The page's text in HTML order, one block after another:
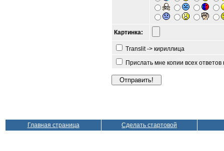
Картинка:
Translit -> кириллица
Прислать мне копии всех
Главная страница Сделать стартовой